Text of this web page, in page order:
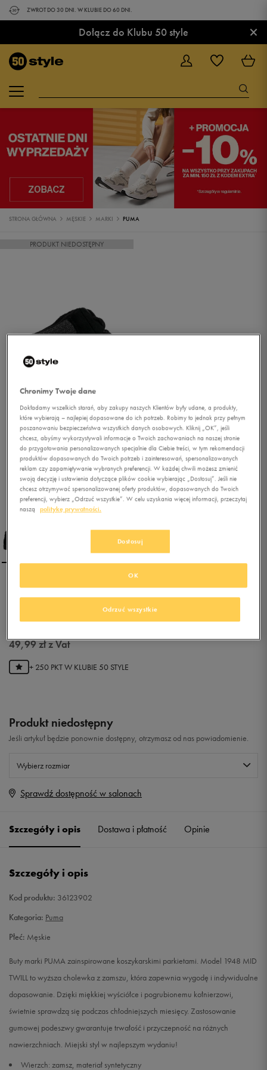
ZWROT DO 30 DNI. W KLUBIE DO 60 DNI.
Dołącz do Klubu 50 style ×
STRONA GŁÓWNA MĘSKIE MARKI PUMA
PRODUKT NIEDOSTĘPNY
1/5
PUMA 1948 MID TWILL
49,99złz Vat
+ 250 PKT W KLUBIE 50 STYLE
Produkt niedostępny
Jeśli artykuł będzie ponownie dostępny, otrzymasz od nas powiadomienie.
Wybierz rozmiar
Rozmiary EU
42 27 cm
42,5
43 28 cm Powiadom o dostępności
28,5 cm
44,5 29 cm Powiadom o dostępności
45 29,5 cm
Sprawdź dostępność w salonach
Szczegóły i opis Dostawa i płatność Opinie
Szczegóły i opis
Kod produktu: 36123902
Kategoria: Puma
Płeć: Męskie
Buty marki PUMA zainspirowane koszykarskimi parkietami. Model 1948 MID
TWILL to wyższa cholewka z zamszu, która zapewnia wygodę i indywidualne
dopasowanie. Dzięki miękkiej wyściółce i pogrubionemu kołnierzowi,
świetnie sprawdzą się podczas chłodniejszych miesięcy. Zastosowanie
gumowej podeszwy gwarantuje trwałość i przyczepność na różnych
nawierzchniach. Miejski styl w najlepszym wydaniu!
Wierzch: zamsz, materiał syntetyczny
Chronimy Twoje dane
Dokładamy wszelkich starań, aby zakupy naszych Klientów były udane, a produkty,
które wybierają – najlepiej dopasowane do ich potrzeb. Robimy to jednak przy pełnym
poszanowaniu bezpieczeństwa wszystkich danych osobowych. Kliknij „OK”, jeśli
chcesz, abyśmy wykorzystywali informacje o Twoich zachowaniach na naszej stronie
do przygotowania personalizowanych specjalnie dla Ciebie treści, w tym rekomendacji
produktów dopasowanych do Twoich potrzeb i zainteresowań, spersonalizowanych
reklam czy zapamiętywanie wybranych preferencji. W każdej chwili możesz zmienić
swoją decyzję i ustawienia dotyczące plików cookie wybierając „Dostosuj”. Jeśli nie
chcesz otrzymywać spersonalizowanej oferty produktów, dopasowanych do Twoich
preferencji, wybierz „Odrzuć wszystkie”. W celu uzyskania więcej informacji, przeczytaj
naszą
politykę prywatności.
Dostosuj
Odrzuć wszystkie
OK